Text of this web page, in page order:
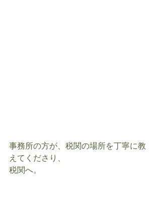
事務所の方が、税関の場所を丁寧に教
えてくださり、
税関へ。